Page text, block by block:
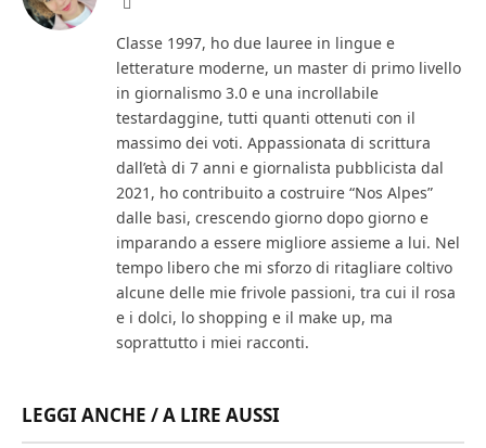
Classe 1997, ho due lauree in lingue e
letterature moderne, un master di primo livello
in giornalismo 3.0 e una incrollabile
testardaggine, tutti quanti ottenuti con il
massimo dei voti. Appassionata di scrittura
dall’età di 7 anni e giornalista pubblicista dal
2021, ho contribuito a costruire “Nos Alpes”
dalle basi, crescendo giorno dopo giorno e
imparando a essere migliore assieme a lui. Nel
tempo libero che mi sforzo di ritagliare coltivo
alcune delle mie frivole passioni, tra cui il rosa
e i dolci, lo shopping e il make up, ma
soprattutto i miei racconti.
LEGGI ANCHE / A LIRE AUSSI